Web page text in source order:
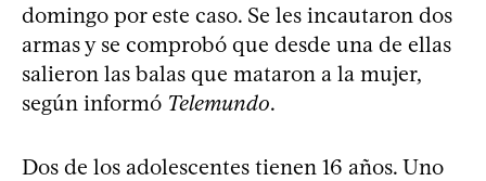
domingo por este caso. Se les incautaron dos
armas y se comprobó que desde una de ellas
salieron las balas que mataron a la mujer,
según informó Telemundo.
Dos de los adolescentes tienen 16 años. Uno